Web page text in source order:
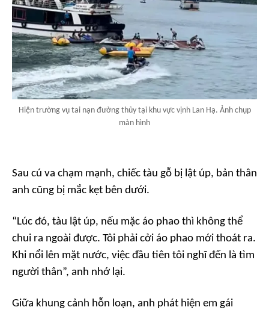
Hiện trường vụ tai nạn đường thủy tại khu vực vịnh Lan Hạ. Ảnh chụp
màn hình
Sau cú va chạm mạnh, chiếc tàu gỗ bị lật úp, bản thân
anh cũng bị mắc kẹt bên dưới.
“Lúc đó, tàu lật úp, nếu mặc áo phao thì không thể
chui ra ngoài được. Tôi phải cởi áo phao mới thoát ra.
Khi nổi lên mặt nước, việc đầu tiên tôi nghĩ đến là tìm
người thân”, anh nhớ lại.
Giữa khung cảnh hỗn loạn, anh phát hiện em gái